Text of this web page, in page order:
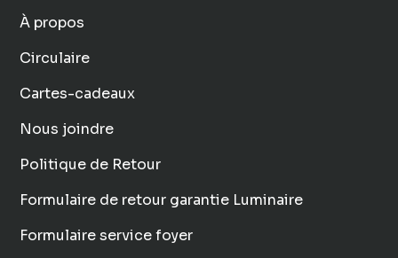
À propos
Circulaire
Cartes-cadeaux
Nous joindre
Politique de Retour
Formulaire de retour garantie Luminaire
Formulaire service foyer